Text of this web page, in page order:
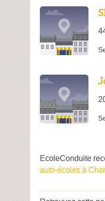
EcoleConduite
auto-écoles à